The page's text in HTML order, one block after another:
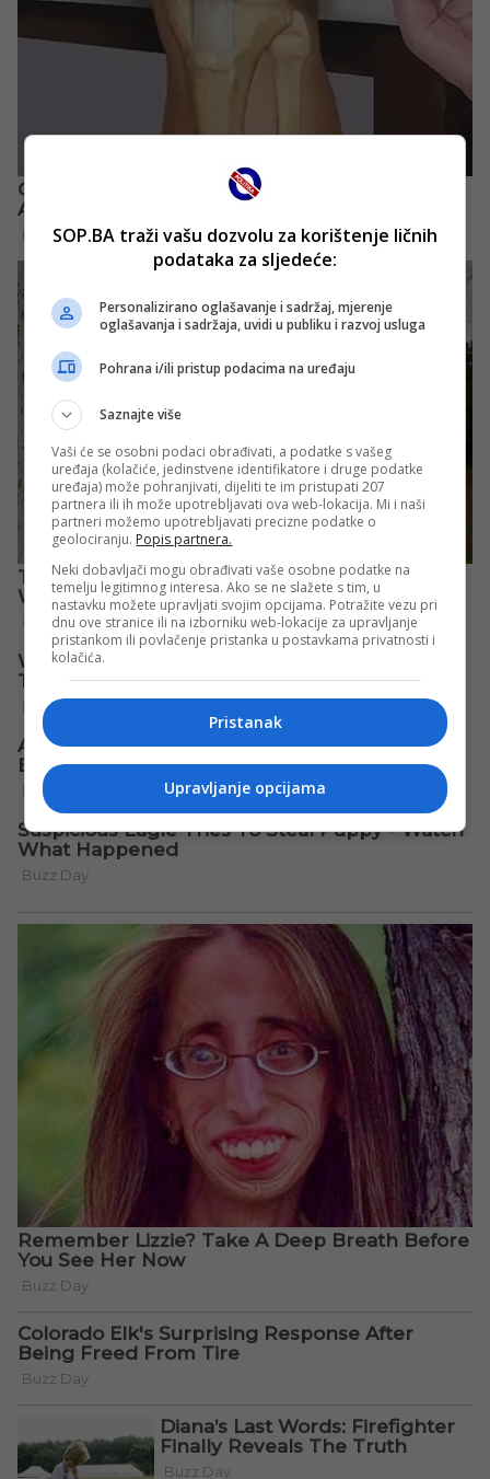
SOP.BA traži vašu dozvolu za korištenje ličnih
podataka za sljedeće:
Personalizirano oglašavanje i sadržaj, mjerenje
oglašavanja i sadržaja, uvidi u publiku i razvoj usluga
Pohrana i/ili pristup podacima na uređaju
Saznajte više
Vaši će se osobni podaci obrađivati, a podatke s vašeg
uređaja (kolačiće, jedinstvene identifikatore i druge podatke
uređaja) može pohranjivati, dijeliti te im pristupati 207
partnera ili ih može upotrebljavati ova web-lokacija. Mi i naši
partneri možemo upotrebljavati precizne podatke o
geolociranju. Popis partnera.
Neki dobavljači mogu obrađivati vaše osobne podatke na
temelju legitimnog interesa. Ako se ne slažete s tim, u
nastavku možete upravljati svojim opcijama. Potražite vezu pri
dnu ove stranice ili na izborniku web-lokacije za upravljanje
pristankom ili povlačenje pristanka u postavkama privatnosti i
kolačića.
Pristanak
Upravljanje opcijama